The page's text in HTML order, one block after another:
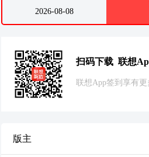
2026-08-08
扫码下载 联想
联想App签到享有更
版主